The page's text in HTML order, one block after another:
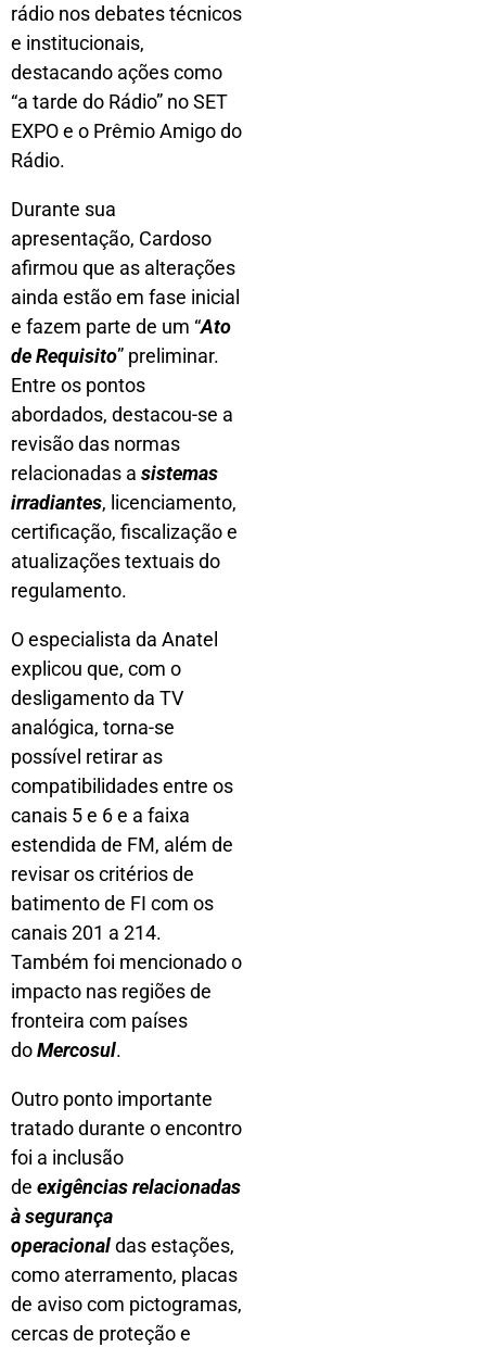
rádio nos debates técnicos
e institucionais,
destacando ações como
“a tarde do Rádio” no SET
EXPO e o Prêmio Amigo do
Rádio.
Durante sua
apresentação, Cardoso
afirmou que as alterações
ainda estão em fase inicial
e fazem parte de um “Ato
de Requisito” preliminar.
Entre os pontos
abordados, destacou-se a
revisão das normas
relacionadas a sistemas
irradiantes, licenciamento,
certificação, fiscalização e
atualizações textuais do
regulamento.
O especialista da Anatel
explicou que, com o
desligamento da TV
analógica, torna-se
possível retirar as
compatibilidades entre os
canais 5 e 6 e a faixa
estendida de FM, além de
revisar os critérios de
batimento de FI com os
canais 201 a 214.
Também foi mencionado o
impacto nas regiões de
fronteira com países
doMercosul.
Outro ponto importante
tratado durante o encontro
foi a inclusão
de exigências relacionadas
à segurança
operacionaldas estações,
como aterramento, placas
de aviso com pictogramas,
cercas de proteção e